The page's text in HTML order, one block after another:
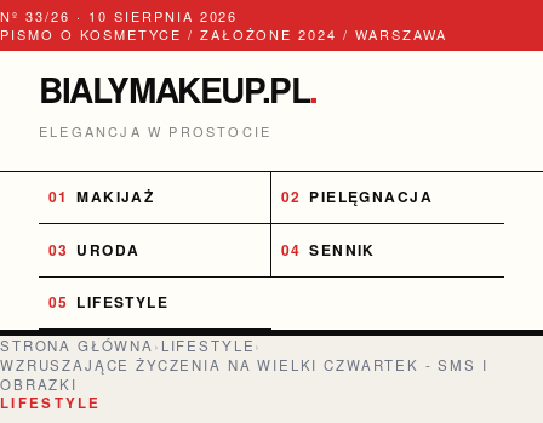
Nº 33/26 · 10 SIERPNIA 2026
PISMO O KOSMETYCE / ZAŁOŻONE 2024 / WARSZAWA
BIALYMAKEUP.PL.
ELEGANCJA W PROSTOCIE
MAKIJAŻ PIELĘGNACJA
URODA SENNIK
LIFESTYLE
STRONA GŁÓWNA› LIFESTYLE›
WZRUSZAJĄCE ŻYCZENIA NA WIELKI CZWARTEK - SMS I
OBRAZKI
LIFESTYLE